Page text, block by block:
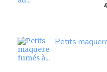
Petits